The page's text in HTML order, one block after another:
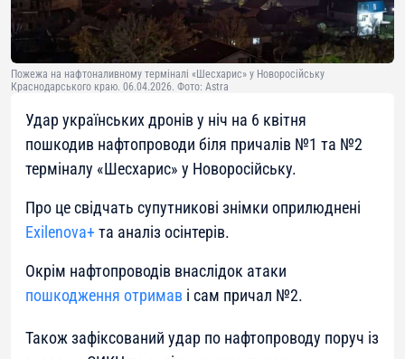
Пожежа на нафтоналивному терміналі «Шесхарис» у Новоросійську
Краснодарського краю. 06.04.2026. Фото: Astra
Удар українських дронів у ніч на 6 квітня
пошкодив нафтопроводи біля причалів №1 та №2
терміналу «Шесхарис» у Новоросійську.
Про це свідчать супутникові знімки оприлюднені
Exilenova+та аналіз осінтерів.
Окрім нафтопроводів внаслідок атаки
пошкодження отримав і сам причал №2.
Також зафіксований удар по нафтопроводу поруч із